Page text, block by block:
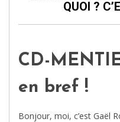
QUOI ?
CD-
en bref !
Bonjour, moi, c’est Gaël